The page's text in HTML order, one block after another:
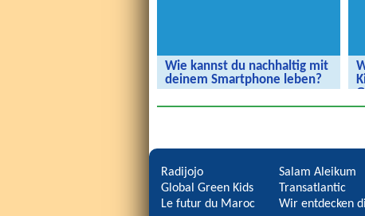
Wie kannst du nachhaltig mit
deinem Smartphone leben?
Smartphone leben?
Radijojo
Global Green Kids
Le futur du Maroc
Salam Aleikum
Transatlantic
Wir entdecken